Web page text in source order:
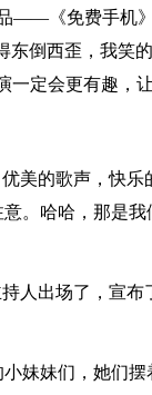
——《免费手机
东倒西歪，我
一定会更有趣，
美的歌声，快乐
。哈哈，那是
人出场了，宣
妹妹们，她们